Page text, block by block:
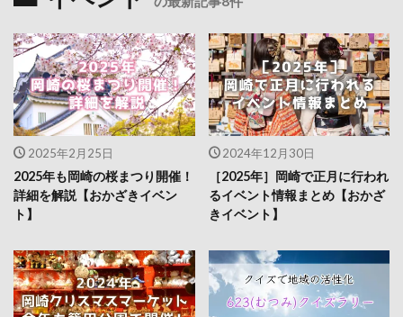
2025年2月25日
2025年も岡崎の桜まつり開催！
詳細を解説【おかざきイベン
ト】
2024年12月30日
［2025年］岡崎で正月に行われ
るイベント情報まとめ【おかざ
きイベント】